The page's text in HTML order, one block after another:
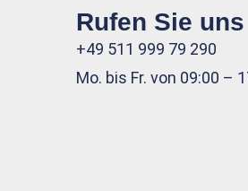
Rufen Sie
+49 511 999 79 290
Mo. bis Fr. von 09:00 –